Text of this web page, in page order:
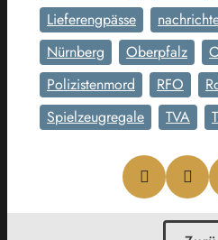
Lieferengpässe
Nürnberg
Oberpfalz
Polizistenmord
RFO
Spielzeugregale
TVA